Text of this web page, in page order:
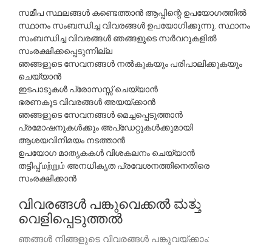
സമീപ സ്ഥലങ്ങൾ കണ്ടെത്താൻ ആപ്പിന്റെ ഉപയോഗത്തിൽ
സ്ഥാനം സംബന്ധിച്ച വിവരങ്ങൾ ഉപയോഗിക്കുന്നു. സ്ഥാനം
സംബന്ധിച്ച വിവരങ്ങൾ ഞങ്ങളുടെ സർവറുകളിൽ
സംരക്ഷിക്കപ്പെടുന്നില്ല
ഞങ്ങളുടെ സേവനങ്ങൾ നൽകുകയും പരിപാലിക്കുകയും
ചെയ്യാൻ
ഇടപാടുകൾ പ്രോസസ്സ് ചെയ്യാൻ
ഭരണകൂട വിവരങ്ങൾ അയയ്ക്കാൻ
ഞങ്ങളുടെ സേവനങ്ങൾ മെച്ചപ്പെടുത്താൻ
പ്രമോഷനുകൾക്കും അപ്ഡേറ്റുകൾക്കുമായി
ആശയവിനിമയം നടത്താൻ
ഉപയോഗ മാതൃകകൾ വിശകലനം ചെയ്യാൻ
തട്ടിപ്പ് மற்றும் അനധികൃത പ്രവേശനത്തിനെതിരെ
സംരക്ഷിക്കാൻ
വിവരങ്ങൾ പങ്കുവെക്കൽ ಮತ್ತು
വെളിപ്പെടുത്തൽ
ഞങ്ങൾ നിങ്ങളുടെ വിവരങ്ങൾ പങ്കുവയ്ക്കാം: